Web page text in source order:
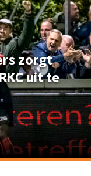
zorgt
uit te